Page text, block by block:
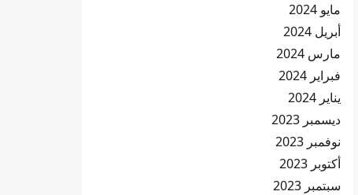
مايو 2024
أبريل 2024
مارس 2024
فبراير 2024
يناير 2024
ديسمبر 2023
نوفمبر 2023
أكتوبر 2023
سبتمبر 2023